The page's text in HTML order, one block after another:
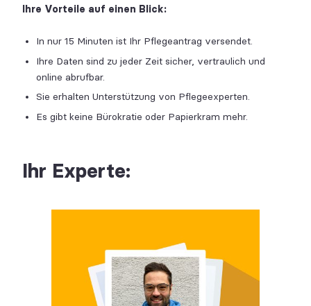
Ihre Vorteile auf einen Blick:
In nur 15 Minuten ist Ihr Pflegeantrag versendet.
Ihre Daten sind zu jeder Zeit sicher, vertraulich und
online abrufbar.
Sie erhalten Unterstützung von Pflegeexperten.
Es gibt keine Bürokratie oder Papierkram mehr.
Ihr Experte: